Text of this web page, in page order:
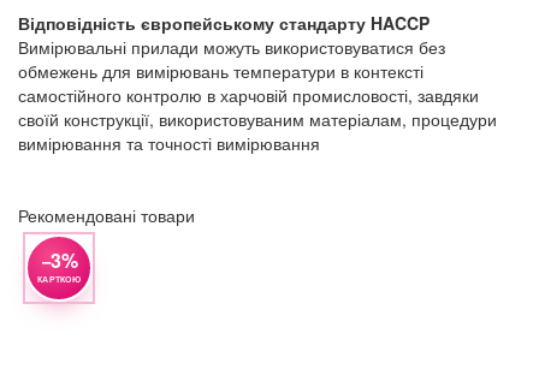
Відповідність європейському стандарту HACCP
Вимірювальні прилади можуть використовуватися без
обмежень для вимірювань температури в контексті
самостійного контролю в харчовій промисловості, завдяки
своїй конструкції, використовуваним матеріалам, процедури
вимірювання та точності вимірювання
Рекомендовані товари
−3%
КАРТКОЮ